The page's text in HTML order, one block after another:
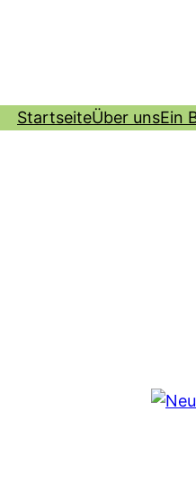
StartseiteÜber unsEin